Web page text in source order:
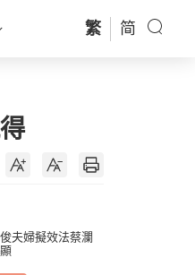
繁 简
夫婦擬效法蔡瀾
顯